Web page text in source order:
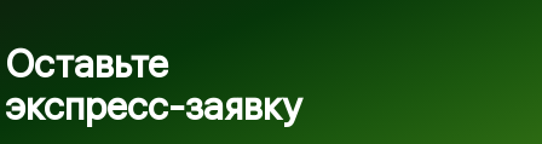
Оставьте
экспресс-заявку